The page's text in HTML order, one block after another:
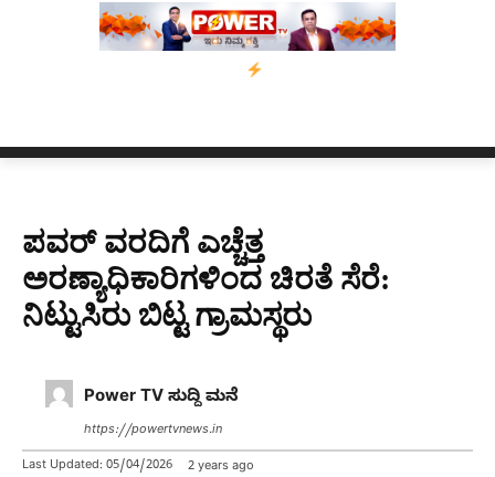
ಬೆಂಗಳೂರಿನಿಂದ ಅಸ್ಸಾಂ ಪ್ರವಾಹ ಸಂತ್ರಸ್ತರಿಗೆ
ಪವರ್ ವರದಿಗೆ ಎಚ್ಚೆತ್ತ
ಅರಣ್ಯಾಧಿಕಾರಿಗಳಿಂದ ಚಿರತೆ ಸೆರೆ:
ನಿಟ್ಟುಸಿರು ಬಿಟ್ಟ ಗ್ರಾಮಸ್ಥರು
Power TV ಸುದ್ದಿ ಮನೆ
https://powertvnews.in
Last Updated: 05/04/2026 2 years ago